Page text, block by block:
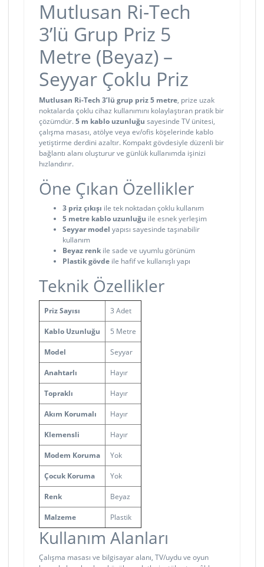
Mutlusan Ri-Tech
3’lü Grup Priz 5
Metre (Beyaz) –
Seyyar Çoklu Priz
Mutlusan Ri-Tech 3’lü grup priz 5 metre, prize uzak
noktalarda çoklu cihaz kullanımını kolaylaştıran pratik bir
çözümdür.5 m kablo uzunluğu sayesinde TV ünitesi,
çalışma masası, atölye veya ev/ofis köşelerinde kablo
yetiştirme derdini azaltır. Kompakt gövdesiyle düzenli bir
bağlantı alanı oluşturur ve günlük kullanımda işinizi
hızlandırır.
Öne Çıkan Özellikler
3 priz çıkışı ile tek noktadan çoklu kullanım
5 metre kablo uzunluğu ile esnek yerleşim
Seyyar model yapısı sayesinde taşınabilir
kullanım
Beyaz renk ile sade ve uyumlu görünüm
Plastik gövde ile hafif ve kullanışlı yapı
Teknik Özellikler
Priz Sayısı 3 Adet
Kablo Uzunluğu 5 Metre
Model Seyyar
Anahtarlı Hayır
Topraklı Hayır
Akım Korumalı Hayır
Klemensli Hayır
Modem Koruma Yok
Çocuk Koruma Yok
Renk Beyaz
Malzeme Plastik
Kullanım Alanları
Çalışma masası ve bilgisayar alanı, TV/uydu ve oyun